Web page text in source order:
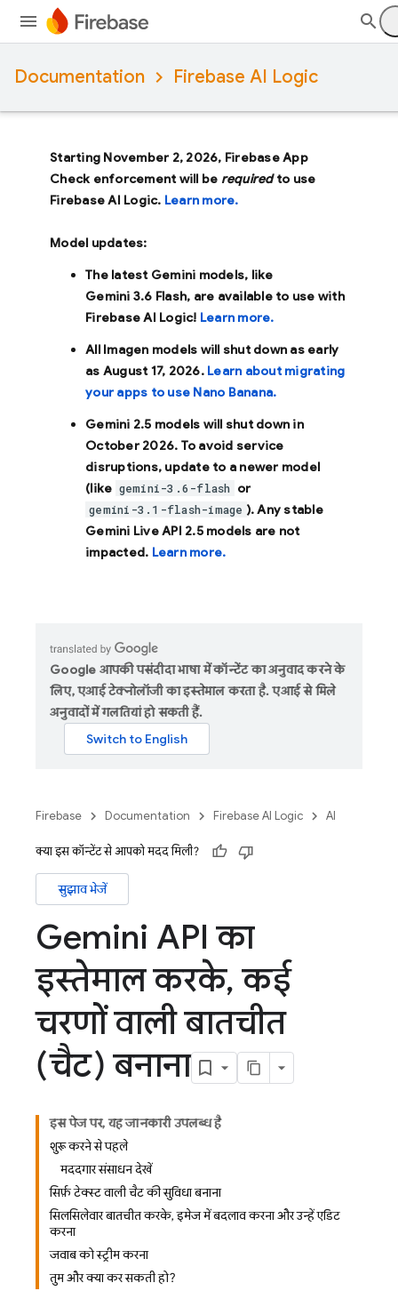
Documentation Firebase AI Logic
Starting November 2, 2026, Firebase App
Check enforcement will be requiredto use
Firebase AI Logic. Learn more.
Model updates:
The latest Gemini models, like
Gemini 3.6 Flash, are available to use with
Firebase AI Logic! Learn more.
All Imagen models will shut down as early
as August 17, 2026. Learn about migrating
your apps to use Nano Banana.
Gemini 2.5 models will shut down in
October 2026. To avoid service
disruptions, update to a newer model
(like gemini-3.6-flash or
gemini-3.1-flash-image ). Any stable
Gemini Live API 2.5 models are not
impacted. Learn more.
Google आपकी पसंदीदा भाषा में कॉन्टेंट का अनुवाद करने के
लिए, एआई टेक्नोलॉजी का इस्तेमाल करता है. एआई से मिले
अनुवादों में गलतियां हो सकती हैं.
Firebase Documentation Firebase AI Logic AI
क्या इस कॉन्टेंट से आपको मदद मिली?
सुझाव भेजें
Gemini API का
इस्तेमाल करके, कई
चरणों वाली बातचीत
(चैट) बनाना
इस पेज पर, यह जानकारी उपलब्ध है
शुरू करने से पहले
मददगार संसाधन देखें
सिर्फ़ टेक्स्ट वाली चैट की सुविधा बनाना
सिलसिलेवार बातचीत करके, इमेज में बदलाव करना और उन्हें एडिट
करना
जवाब को स्ट्रीम करना
तुम और क्या कर सकती हो?